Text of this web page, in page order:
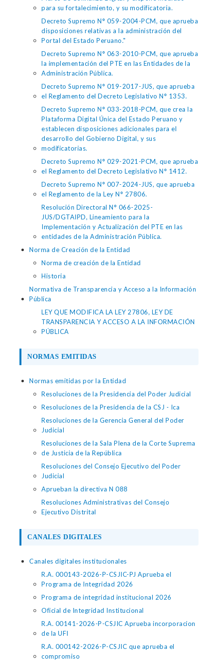
para su fortalecimiento, y su modificatoria.
Decreto Supremo N° 059-2004-PCM, que aprueba
disposiciones relativas a la administración del
Portal del Estado Peruano."
Decreto Supremo N° 063-2010-PCM, que aprueba
la implementación del PTE en las Entidades de la
Administración Pública.
Decreto Supremo N° 019-2017-JUS, que aprueba
el Reglamento del Decreto Legislativo N° 1353.
Decreto Supremo N° 033-2018-PCM, que crea la
Plataforma Digital Única del Estado Peruano y
establecen disposiciones adicionales para el
desarrollo del Gobierno Digital, y sus
modificatorias.
Decreto Supremo N° 029-2021-PCM, que aprueba
el Reglamento del Decreto Legislativo N° 1412.
Decreto Supremo N° 007-2024-JUS, que aprueba
el Reglamento de la Ley N° 27806.
Resolución Directoral N° 066-2025-
JUS/DGTAIPD, Lineamiento para la
Implementación y Actualización del PTE en las
entidades de la Administración Pública.
Norma de Creación de la Entidad
Norma de creación de la Entidad
Historia
Normativa de Transparencia y Acceso a la Información
Pública
LEY QUE MODIFICA LA LEY 27806, LEY DE
TRANSPARENCIA Y ACCESO A LA INFORMACIÓN
PÚBLICA
NORMAS EMITIDAS
Normas emitidas por la Entidad
Resoluciones de la Presidencia del Poder Judicial
Resoluciones de la Presidencia de la CSJ - Ica
Resoluciones de la Gerencia General del Poder
Judicial
Resoluciones de la Sala Plena de la Corte Suprema
de Justicia de la República
Resoluciones del Consejo Ejecutivo del Poder
Judicial
Aprueban la directiva N 088
Resoluciones Administrativas del Consejo
Ejecutivo Distrital
CANALES DIGITALES
Canales digitales institucionales
R.A. 000143-2026-P-CSJIC-PJ Aprueba el
Programa de Integridad 2026
Programa de integridad institucional 2026
Oficial de Integridad Institucional
R.A. 00141-2026-P-CSJIC Aprueba incorporacion
de la UFI
R.A. 000142-2026-P-CSJIC que aprueba el
compromiso